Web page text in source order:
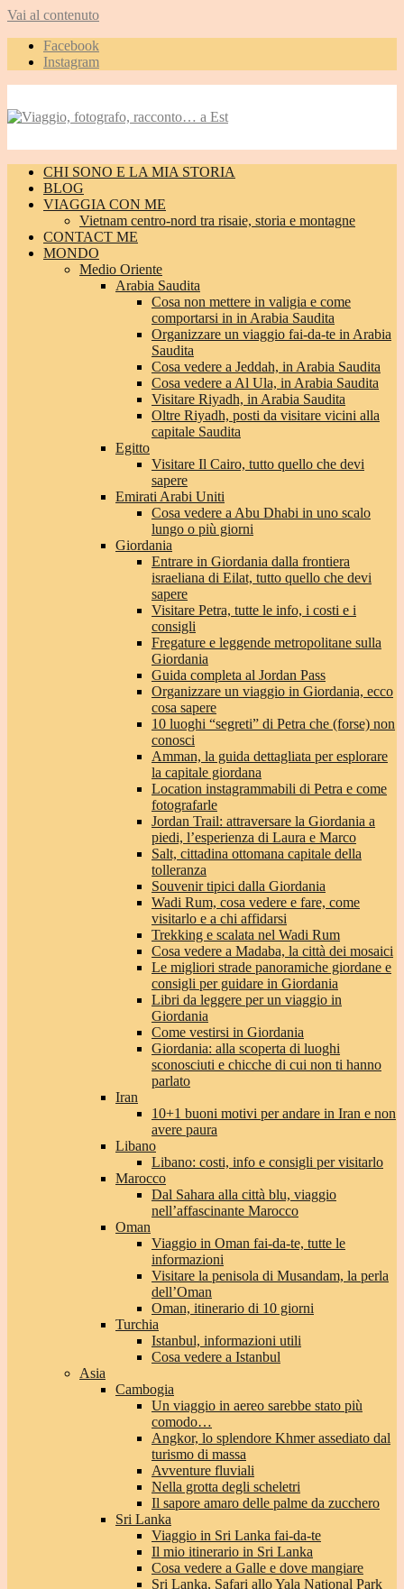
Vai al contenuto
Facebook
Instagram
CHI SONO E LA MIA STORIA
BLOG
VIAGGIA CON ME
Vietnam centro-nord tra risaie, storia e montagne
CONTACT ME
MONDO
Medio Oriente
Arabia Saudita
Cosa non mettere in valigia e come
comportarsi in in Arabia Saudita
Organizzare un viaggio fai-da-te in Arabia
Saudita
Cosa vedere a Jeddah, in Arabia Saudita
Cosa vedere a Al Ula, in Arabia Saudita
Visitare Riyadh, in Arabia Saudita
Oltre Riyadh, posti da visitare vicini alla
capitale Saudita
Egitto
Visitare Il Cairo, tutto quello che devi
sapere
Emirati Arabi Uniti
Cosa vedere a Abu Dhabi in uno scalo
lungo o più giorni
Giordania
Entrare in Giordania dalla frontiera
israeliana di Eilat, tutto quello che devi
sapere
Visitare Petra, tutte le info, i costi e i
consigli
Fregature e leggende metropolitane sulla
Giordania
Guida completa al Jordan Pass
Organizzare un viaggio in Giordania, ecco
cosa sapere
10 luoghi “segreti” di Petra che (forse) non
conosci
Amman, la guida dettagliata per esplorare
la capitale giordana
Location instagrammabili di Petra e come
fotografarle
Jordan Trail: attraversare la Giordania a
piedi, l’esperienza di Laura e Marco
Salt, cittadina ottomana capitale della
tolleranza
Souvenir tipici dalla Giordania
Wadi Rum, cosa vedere e fare, come
visitarlo e a chi affidarsi
Trekking e scalata nel Wadi Rum
Cosa vedere a Madaba, la città dei mosaici
Le migliori strade panoramiche giordane e
consigli per guidare in Giordania
Libri da leggere per un viaggio in
Giordania
Come vestirsi in Giordania
Giordania: alla scoperta di luoghi
sconosciuti e chicche di cui non ti hanno
parlato
Iran
10+1 buoni motivi per andare in Iran e non
avere paura
Libano
Libano: costi, info e consigli per visitarlo
Marocco
Dal Sahara alla città blu, viaggio
nell’affascinante Marocco
Oman
Viaggio in Oman fai-da-te, tutte le
informazioni
Visitare la penisola di Musandam, la perla
dell’Oman
Oman, itinerario di 10 giorni
Turchia
Istanbul, informazioni utili
Cosa vedere a Istanbul
Asia
Cambogia
Un viaggio in aereo sarebbe stato più
comodo…
Angkor, lo splendore Khmer assediato dal
turismo di massa
Avventure fluviali
Nella grotta degli scheletri
Il sapore amaro delle palme da zucchero
Sri Lanka
Viaggio in Sri Lanka fai-da-te
Il mio itinerario in Sri Lanka
Cosa vedere a Galle e dove mangiare
Sri Lanka, Safari allo Yala National Park